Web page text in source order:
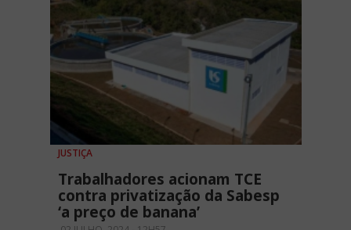
JUSTIÇA
Trabalhadores acionam TCE
contra privatização da Sabesp
‘a preço de banana’